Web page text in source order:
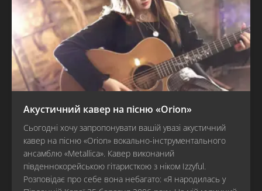
Акустичний кавер на пісню «Orion»
Сьогодні хочу запропонувати вашій увазі акустичний
кавер на пісню «Orion» вокально-інструментального
ансамблю «Metallica». Кавер виконаний
південнокорейською гітаристкою з ніком Izzyful.
Розповідає про себе вона небагато: «Я народилась у